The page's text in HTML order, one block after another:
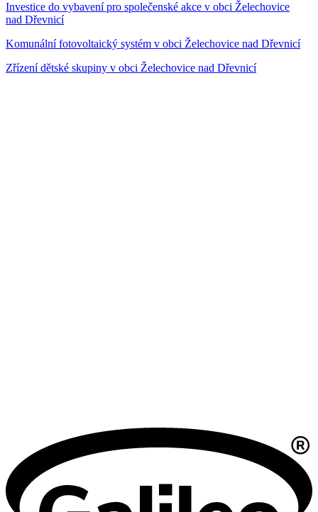
Investice do vybavení pro společenské akce v obci Želechovice
nad Dřevnicí
Komunální fotovoltaický systém v obci Želechovice nad Dřevnicí
Zřízení dětské skupiny v obci Želechovice nad Dřevnicí